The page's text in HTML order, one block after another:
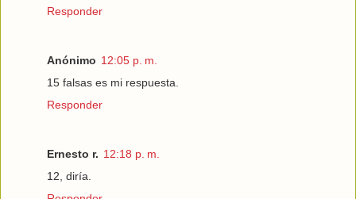
Responder
Anónimo 12:05 p. m.
15 falsas es mi respuesta.
Responder
Ernesto r. 12:18 p. m.
12, diría.